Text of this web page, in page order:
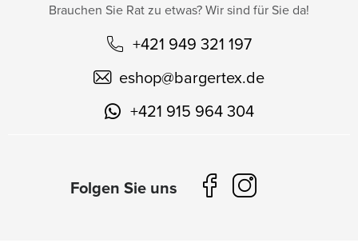
Brauchen Sie Rat zu etwas? Wir sind für Sie da!
+421 949 321 197
eshop@bargertex.de
+421 915 964 304